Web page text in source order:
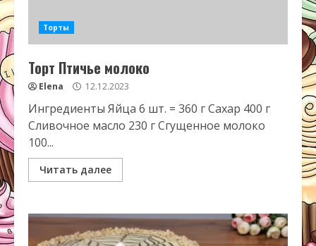
Торты
Торт Птичье молоко
Elena 12.12.2023
Ингредиенты Яйца 6 шт. = 360 г Сахар 400 г
Сливочное масло 230 г Сгущенное молоко
100...
Читать далее